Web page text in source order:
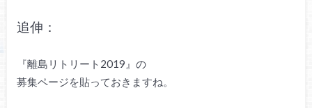
追伸：
『離島リトリート2019』の
募集ページを貼っておきますね。